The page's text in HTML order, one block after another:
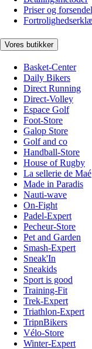
Priser og
Vores butikker
Basket-Center
Daily Bikers
Direct Running
Direct-Volley
Espace Golf
Foot-Store
Galop Store
Golf and co
Handball-Store
House of Rugby
La sellerie de Maé
Made in Paradis
Nauti-wave
On-Fight
Padel-Expert
Pecheur-Store
Pet and Garden
Smash-Expert
Sneak'In
Sneakids
Sport is good
Training-Fit
Trek-Expert
Triathlon-Expert
TripnBikers
Vélo-Store
Winter-Expert